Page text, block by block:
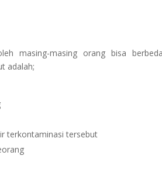
masing-masing orang bisa
adalah;
terkontaminasi tersebut